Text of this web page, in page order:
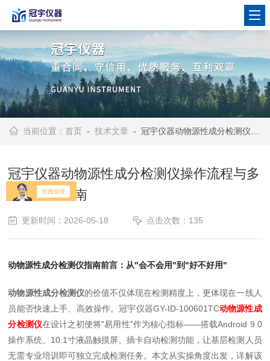
当前位置：首页 -技术文章 - 冠宇仪器动物源性成分检测仪操作流程与多场景检测指南
冠宇仪器动物源性成分检测仪操作流程与多
场景检测指南
更新时间：2026-05-18 点击次数：135
动物源性成分检测仪指南前言：从"会不会用"到"好不好用"
动物源性成分检测仪的价值不仅体现在检测精度上，更体现在一线人
员能否快速上手、高效操作。冠宇仪器GY-ID-100601TC动物源性成
分检测仪在设计之初便将"易用性"作为核心指标——搭载Android 9.0
操作系统、10.1寸液晶触摸屏、插卡自动检测功能，让基层检测人员
无需专业培训即可独立完成检测任务。本文从实操角度出发，详解该